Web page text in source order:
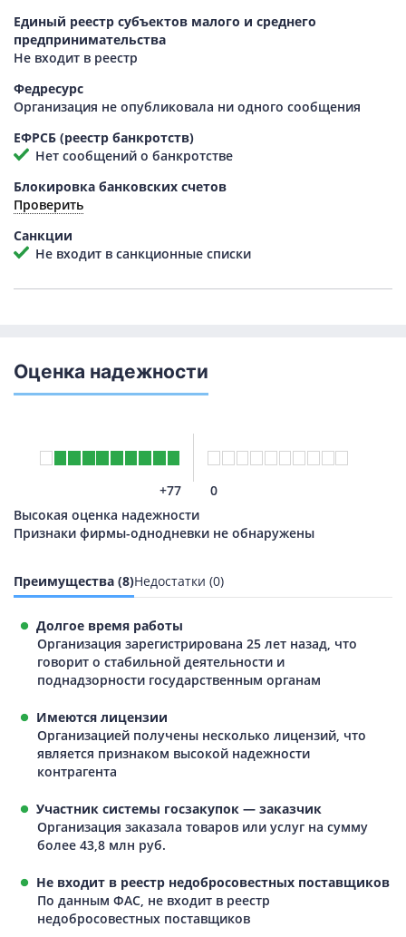
Единый реестр субъектов малого и среднего
предпринимательства
Не входит в реестр
Федресурс
Организация не опубликовала ни одного сообщения
ЕФРСБ (реестр банкротств)
Нет сообщений о банкротстве
Блокировка банковских счетов
Проверить
Санкции
Не входит в санкционные списки
Оценка надежности
+77
0
Высокая оценка надежности
Признаки фирмы-однодневки не обнаружены
Преимущества (8)Недостатки (0)
Долгое время работы
Организация зарегистрирована 25 лет назад, что
говорит о стабильной деятельности и
поднадзорности государственным органам
Имеются лицензии
Организацией получены несколько лицензий, что
является признаком высокой надежности
контрагента
Участник системы госзакупок — заказчик
Организация заказала товаров или услуг на сумму
более 43,8 млн руб.
Не входит в реестр недобросовестных поставщиков
По данным ФАС, не входит в реестр
недобросовестных поставщиков